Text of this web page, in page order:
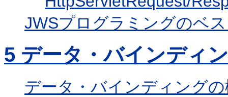
JWSプログラミングのベ
5 データ・バインディ
データ・バインディング